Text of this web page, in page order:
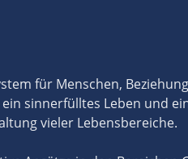
für Menschen,
sinnerfülltes Leben und
vieler Lebensbereiche.